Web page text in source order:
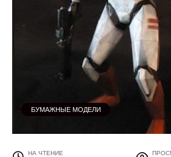
БУМАЖНЫЕ МОДЕЛИ
НА ЧТЕНИЕ